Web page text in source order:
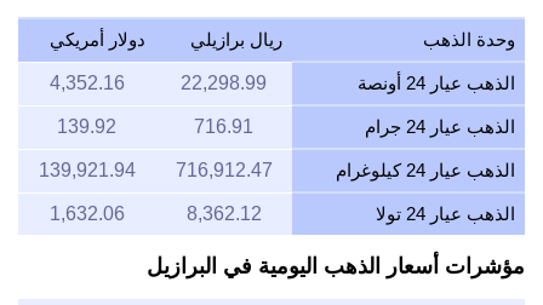
وحدة الذهب ريال برازيلي دولار أمريكي
الذهب عيار 24 أونصة 22,298.99
4,352.16
الذهب عيار 24 جرام 716.91
139.92
الذهب عيار 24 كيلوغرام 716,912.47
139,921.94
الذهب عيار 24 تولا 8,362.12
1,632.06
مؤشرات أسعار الذهب اليومية في البرازيل